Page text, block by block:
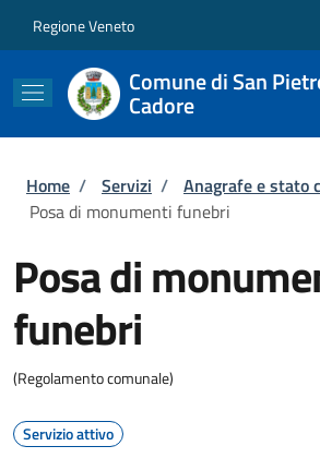
Regione Veneto
Comune di San
Cadore
Briciole di pane
Home / Servizi / Anagrafe e stato
Posa di monumenti funebri
Posa di
funebri
(Regolamento comunale)
Servizio attivo